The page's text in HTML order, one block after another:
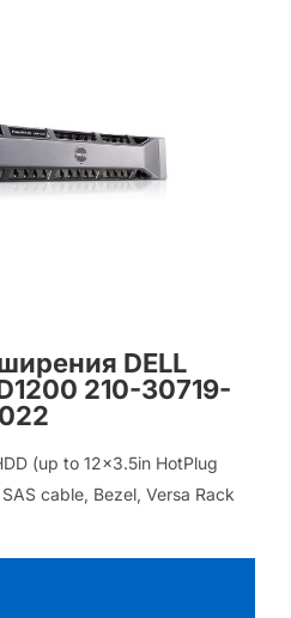
DELL
210-30719-
022
(up to 12×3.5in HotPlug
cable, Bezel, Versa Rack